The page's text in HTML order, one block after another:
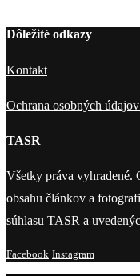
Dôležité odkazy
Kontakt
Ochrana osobných
TASR
Všetky práva vyhradené.
obsahu článkov a
súhlasu TASR a
Facebook Instagram